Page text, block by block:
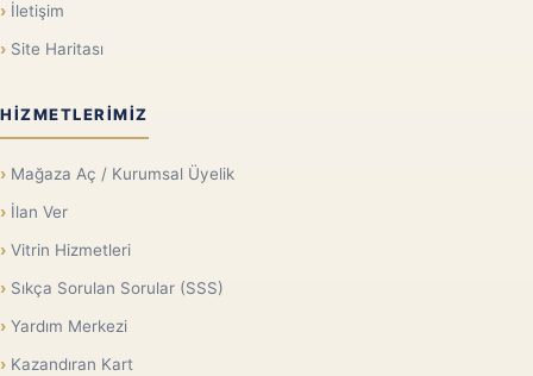
İletişim
Site Haritası
HIZMETLERIMIZ
Mağaza Aç / Kurumsal Üyelik
İlan Ver
Vitrin Hizmetleri
Sıkça Sorulan Sorular (SSS)
Yardım Merkezi
Kazandıran Kart